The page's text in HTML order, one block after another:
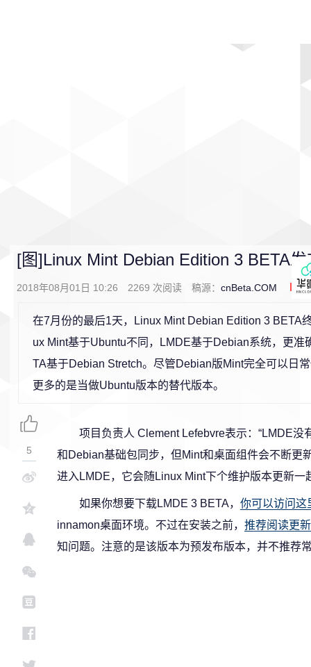
[图]Linux Mint Debian Edition 3 BETA发
2018年08月01日 10:26 2269 次阅读 稿源： cnBeta.COM 0
在7月份的最后1天，Linux Mint Debian Edition 3 BETA
ux Mint基于Ubuntu不同，LMDE基于Debian系统，更准
TA基于Debian Stretch。尽管Debian版Mint完全可以日
更多的是当做Ubuntu版本的替代版本。
项目负责人 Clement Lefebvre表示：“LMDE
和Debian基础包同步，但Mint和桌面组件会不断更
进入LMDE，它会随Linux Mint下个维护版本更新一
如果你想要下载LMDE 3 BETA， 你可以访问这
innamon桌面环境。不过在安装之前， 推荐阅读更
知问题。注意的是该版本为预发布版本，并不推荐
5